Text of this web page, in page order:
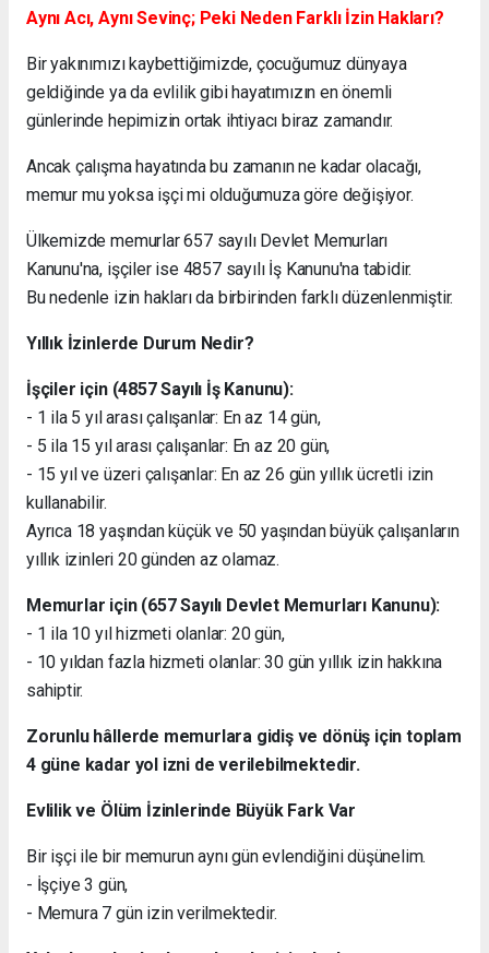
Aynı Acı, Aynı Sevinç; Peki Neden Farklı İzin Hakları?
Bir yakınımızı kaybettiğimizde, çocuğumuz dünyaya
geldiğinde ya da evlilik gibi hayatımızın en önemli
günlerinde hepimizin ortak ihtiyacı biraz zamandır.
Ancak çalışma hayatında bu zamanın ne kadar olacağı,
memur mu yoksa işçi mi olduğumuza göre değişiyor.
Ülkemizde memurlar 657 sayılı Devlet Memurları
Kanunu'na, işçiler ise 4857 sayılı İş Kanunu'na tabidir.
Bu nedenle izin hakları da birbirinden farklı düzenlenmiştir.
Yıllık İzinlerde Durum Nedir?
İşçiler için (4857 Sayılı İş Kanunu):
- 1 ila 5 yıl arası çalışanlar: En az 14 gün,
- 5 ila 15 yıl arası çalışanlar: En az 20 gün,
- 15 yıl ve üzeri çalışanlar: En az 26 gün yıllık ücretli izin
kullanabilir.
Ayrıca 18 yaşından küçük ve 50 yaşından büyük çalışanların
yıllık izinleri 20 günden az olamaz.
Memurlar için (657 Sayılı Devlet Memurları Kanunu):
- 1 ila 10 yıl hizmeti olanlar: 20 gün,
- 10 yıldan fazla hizmeti olanlar: 30 gün yıllık izin hakkına
sahiptir.
Zorunlu hâllerde memurlara gidiş ve dönüş için toplam
4 güne kadar yol izni de verilebilmektedir.
Evlilik ve Ölüm İzinlerinde Büyük Fark Var
Bir işçi ile bir memurun aynı gün evlendiğini düşünelim.
- İşçiye 3 gün,
- Memura 7 gün izin verilmektedir.